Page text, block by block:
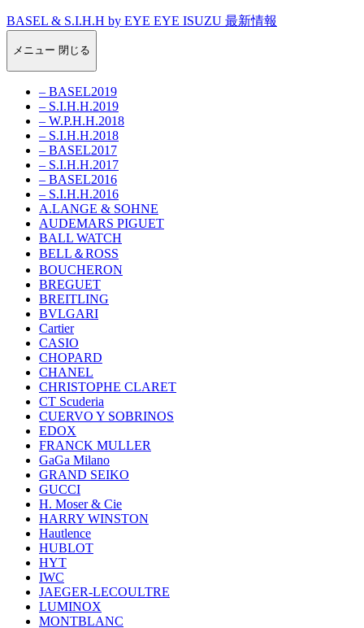
BASEL & S.I.H.H by EYE EYE ISUZU 最新情報
メニュー 閉じる
– BASEL2019
– S.I.H.H.2019
– W.P.H.H.2018
– S.I.H.H.2018
– BASEL2017
– S.I.H.H.2017
– BASEL2016
– S.I.H.H.2016
A.LANGE & SOHNE
AUDEMARS PIGUET
BALL WATCH
BELL＆ROSS
BOUCHERON
BREGUET
BREITLING
BVLGARI
Cartier
CASIO
CHOPARD
CHANEL
CHRISTOPHE CLARET
CT Scuderia
CUERVO Y SOBRINOS
EDOX
FRANCK MULLER
GaGa Milano
GRAND SEIKO
GUCCI
H. Moser & Cie
HARRY WINSTON
Hautlence
HUBLOT
HYT
IWC
JAEGER-LECOULTRE
LUMINOX
MONTBLANC